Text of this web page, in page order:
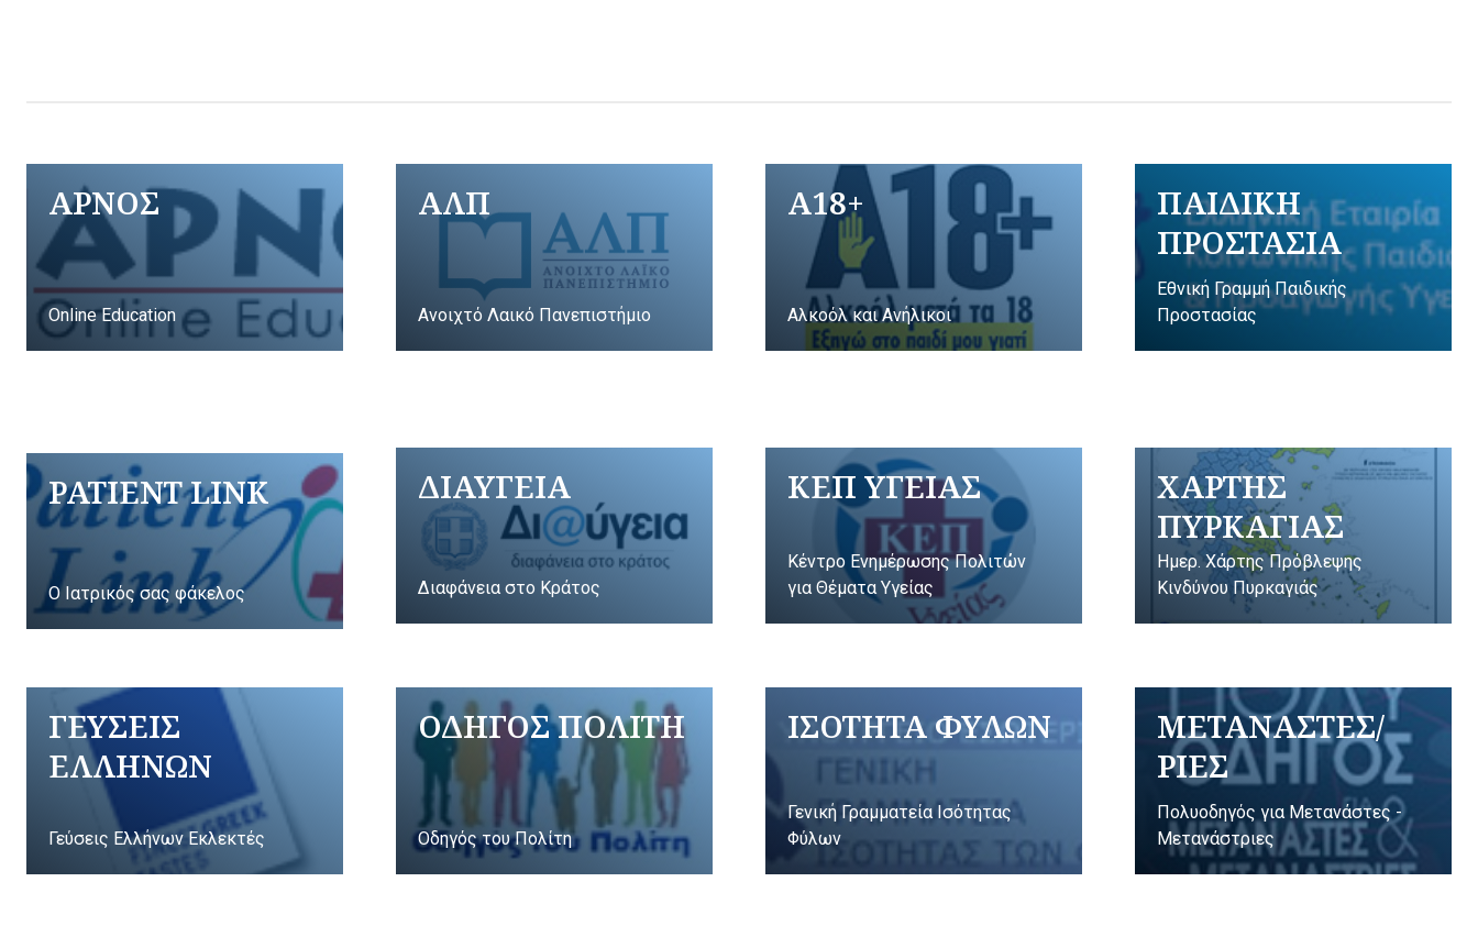
ΑΡΝΟΣ
Online Education
ΑΛΠ
Ανοιχτό Λαικό Πανεπιστήμιο
A18+
Αλκοόλ και Ανήλικοι
ΠΑΙΔΙΚΗ
ΠΡΟΣΤΑΣΙΑ
Εθνική Γραμμή Παιδικής
Προστασίας
PATIENT LINK
Ο Ιατρικός σας φάκελος
ΔΙΑΥΓΕΙΑ
Διαφάνεια στο Κράτος
ΚΕΠ ΥΓΕΙΑΣ
Κέντρο Ενημέρωσης Πολιτών
για Θέματα Υγείας
ΧΑΡΤΗΣ
ΠΥΡΚΑΓΙΑΣ
Ημερ. Χάρτης Πρόβλεψης
Κινδύνου Πυρκαγιάς
ΓΕΥΣΕΙΣ
ΕΛΛΗΝΩΝ
Γεύσεις Ελλήνων Εκλεκτές
ΟΔΗΓΟΣ ΠΟΛΙΤΗ
Οδηγός του Πολίτη
ΙΣΟΤΗΤΑ ΦΥΛΩΝ
Γενική Γραμματεία Ισότητας
Φύλων
ΜΕΤΑΝΑΣΤΕΣ/
ΡΙΕΣ
Πολυοδηγός για Μετανάστες -
Μετανάστριες